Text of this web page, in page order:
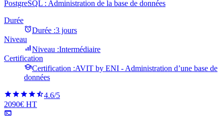
PostgreSQL : Administration de la base de données
Durée
Durée :3 jours
Niveau
Niveau :Intermédiaire
Certification
Certification :AVIT by ENI - Administration d’une base de
données
4.6/5
2090€ HT